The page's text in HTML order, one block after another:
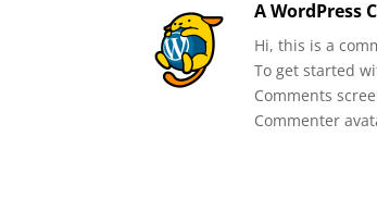
A WordPress
Hi, this is a
To get started
Comments
Commenter